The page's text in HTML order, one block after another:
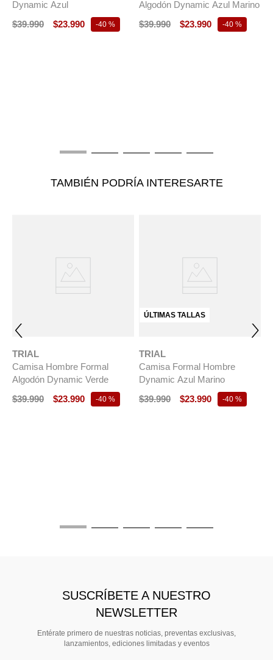
Dynamic Azul
$39.990 $23.990 -40 %
Algodón Dynamic Azul Marino
$39.990 $23.990 -40 %
TAMBIÉN PODRÍA INTERESARTE
TRIAL
Camisa Hombre Formal
Algodón Dynamic Verde
$39.990 $23.990 -40 %
ÚLTIMAS TALLAS
TRIAL
Camisa Formal Hombre
Dynamic Azul Marino
$39.990 $23.990 -40 %
SUSCRÍBETE A NUESTRO
NEWSLETTER
Entérate primero de nuestras noticias, preventas exclusivas,
lanzamientos, ediciones limitadas y eventos